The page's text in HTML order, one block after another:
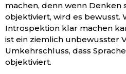
machen, denn wenn Denken
objektiviert, wird es bewusst.
Introspektion klar machen
ist ein ziemlich unbewusster
Umkehrschluss, dass
objektiviert.